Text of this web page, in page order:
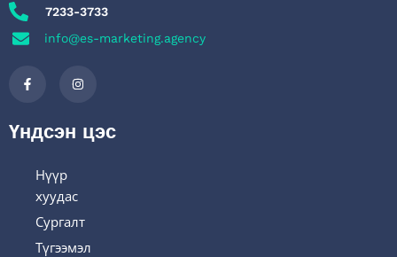
7233-3733
info@es-marketing.agency
Үндсэн цэс
Нүүр
хуудас
Сургалт
Түгээмэл